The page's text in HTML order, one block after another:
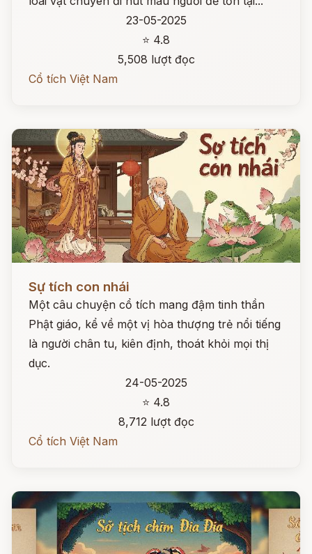
23-05-2025
⭐ 4.8
5,508 lượt đọc
Cổ tích Việt Nam
Sự tích con nhái
Một câu chuyện cổ tích mang đậm tinh thần
Phật giáo, kể về một vị hòa thượng trẻ nổi tiếng
là người chân tu, kiên định, thoát khỏi mọi thị
dục.
24-05-2025
⭐ 4.8
8,712 lượt đọc
Cổ tích Việt Nam